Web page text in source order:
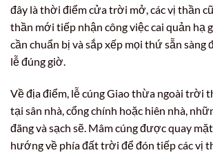
đây là thời điểm cửa trời mở, các vị thần
thần mới tiếp nhận công việc cai quản hạ
cần chuẩn bị và sắp xếp mọi thứ sẵn sàng
lễ đúng giờ.
Về địa điểm, lễ cúng Giao thừa ngoài trời
tại sân nhà, cổng chính hoặc hiên nhà,
đãng và sạch sẽ. Mâm cúng được quay
hướng về phía đất trời để đón tiếp các vị